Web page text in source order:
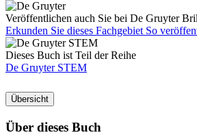
Veröffentlichen auch Sie bei De Gruyter
Erkunden Sie dieses Fachgebiet So
Dieses Buch ist Teil der Reihe
De Gruyter STEM
Übersicht
Über dieses Buch